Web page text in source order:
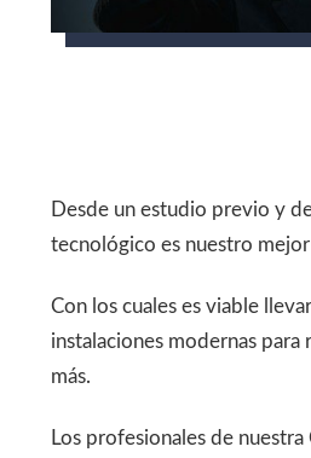
Desde un estudio previo y
tecnológico es nuestro
Con los cuales es viable
instalaciones modernas
más.
Los profesionales de